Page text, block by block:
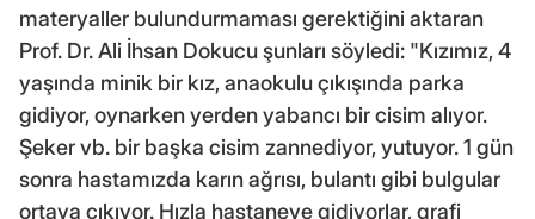
materyaller bulundurmaması gerektiğini aktaran
Prof. Dr. Ali İhsan Dokucu şunları söyledi: "Kızımız, 4
yaşında minik bir kız, anaokulu çıkışında parka
gidiyor, oynarken yerden yabancı bir cisim alıyor.
Şeker vb. bir başka cisim zannediyor, yutuyor. 1 gün
sonra hastamızda karın ağrısı, bulantı gibi bulgular
ortaya çıkıyor. Hızla hastaneye gidiyorlar, grafi